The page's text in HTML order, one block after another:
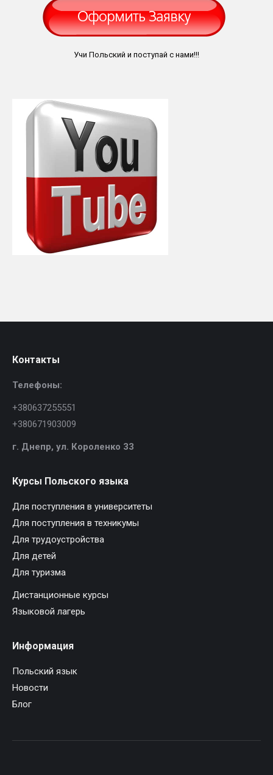
Учи Польский и поступай с нами!!!
Контакты
Телефоны:
+380637255551
+380671903009
г. Днепр, ул. Короленко 33
Курсы Польского языка
Для поступления в университеты
Для поступления в техникумы
Для трудоустройства
Для детей
Для туризма
Дистанционные курсы
Языковой лагерь
Информация
Польский язык
Новости
Блог